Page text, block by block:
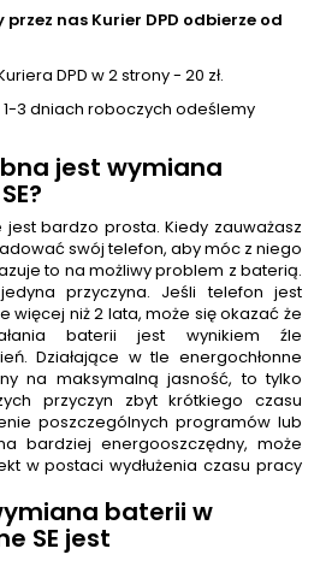
nas Kurier DPD odbierze od
DPD w 2 strony - 20 zł.
1-3 dniach roboczych odeślemy
jest wymiana
bardzo prosta. Kiedy zauważasz
swój telefon, aby móc z niego
to na możliwy problem z baterią.
przyczyna. Jeśli telefon jest
więcej niż 2 lata, może się okazać że
baterii jest wynikiem źle
Działające w tle energochłonne
na maksymalną jasność, to tylko
przyczyn zbyt krótkiego czasu
poszczególnych programów lub
bardziej energooszczędny, może
w postaci wydłużenia czasu pracy
baterii w
SE jest